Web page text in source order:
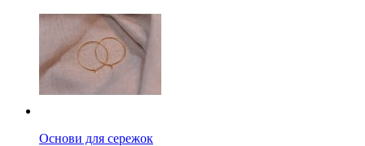
Основи для сережок